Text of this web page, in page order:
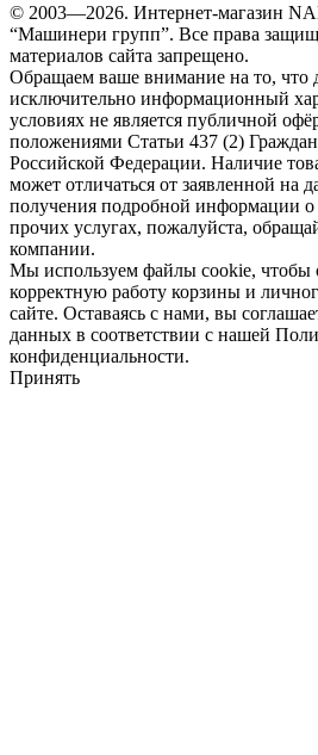
© 2003—2026. Интернет-магазин
“Машинери групп”. Все права
материалов сайта запрещено.
Обращаем ваше внимание на то, что
исключительно информационный
условиях не является публичной
положениями Статьи 437 (2)
Российской Федерации. Наличие
может отличаться от заявленной на
получения подробной информации
прочих услугах, пожалуйста,
компании.
Мы используем файлы cookie, чтобы
корректную работу корзины и
сайте. Оставаясь с нами, вы
данных в соответствии с нашей
конфиденциальности.
Принять